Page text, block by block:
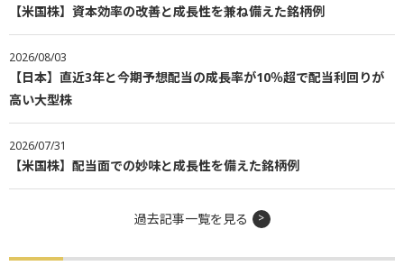
【米国株】資本効率の改善と成長性を兼ね備えた銘柄例
2026/08/03
【日本】直近3年と今期予想配当の成長率が10％超で配当利回りが
高い大型株
2026/07/31
【米国株】配当面での妙味と成長性を備えた銘柄例
過去記事一覧を見る